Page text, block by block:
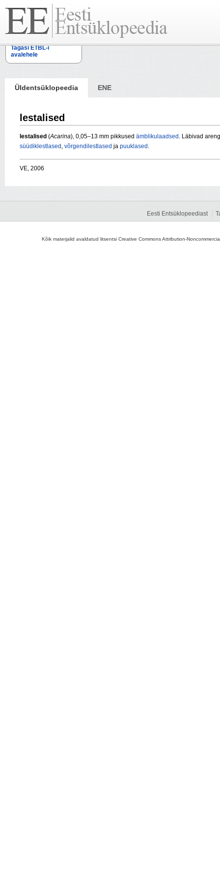
Tagasi ETBL-i
avalehele
Üldentsüklopeedia ENE
lestalised
lestalised (Acarina), 0,05–13 mm pikkused ämblikulaadsed . Läbivad
süüdiklestlased , võrgendilestlased ja puuklased .
VE, 2006
Eesti Entsüklopeediast
Kõik materjalid avaldatud litsentsi Creative Commons Attribution-